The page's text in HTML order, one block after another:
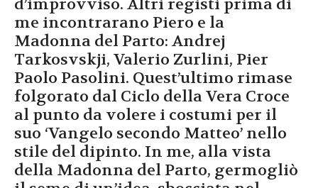
d’improvviso. Altri registi prima di
me incontrarano Piero e la
Madonna del Parto: Andrej
Tarkosvskji, Valerio Zurlini, Pier
Paolo Pasolini. Quest’ultimo rimase
folgorato dal Ciclo della Vera Croce
al punto da volere i costumi per il
suo ‘Vangelo secondo Matteo’ nello
stile del dipinto. In me, alla vista
della Madonna del Parto, germogliò